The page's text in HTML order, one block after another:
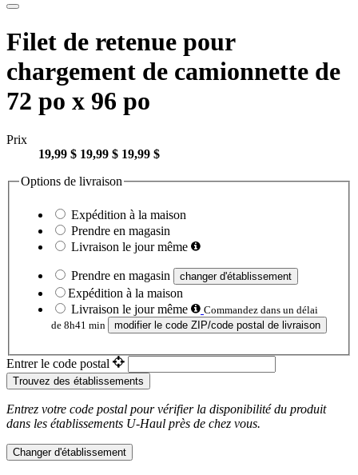
Filet de retenue pour
chargement de camionnette de
72 po x 96 po
Prix
19,99 $ 19,99 $ 19,99 $
Options de livraison
Expédition à la maison
Prendre en magasin
Livraison le jour même
Prendre en magasin changer d'établissement
Expédition à la maison
Livraison le jour même
Commandez dans un délai
de 8h41 min
modifier le code ZIP/code postal de livraison
Entrer le code postal
Trouvez des établissements
Entrez votre code postal pour vérifier la disponibilité du produit
dans les établissements U-Haul près de chez vous.
Changer d'établissement